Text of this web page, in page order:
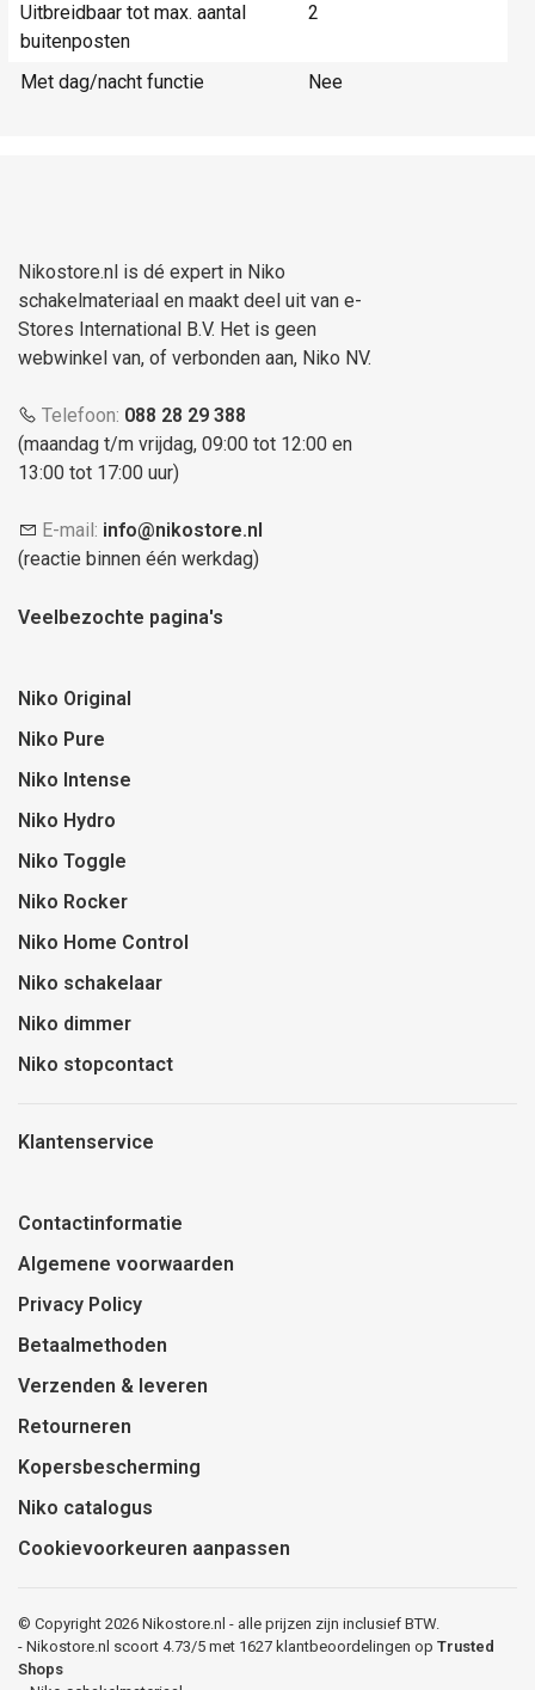
Uitbreidbaar tot max. aantal
buitenposten
2
Met dag/nacht functie Nee
Nikostore.nl is dé expert in Niko
schakelmateriaal en maakt deel uit van e-
Stores International B.V. Het is geen
webwinkel van, of verbonden aan, Niko NV.
Telefoon: 088 28 29 388
(maandag t/m vrijdag, 09:00 tot 12:00 en
13:00 tot 17:00 uur)
E-mail: info@nikostore.nl
(reactie binnen één werkdag)
Veelbezochte pagina's
Niko Original
Niko Pure
Niko Intense
Niko Hydro
Niko Toggle
Niko Rocker
Niko Home Control
Niko schakelaar
Niko dimmer
Niko stopcontact
Klantenservice
Contactinformatie
Algemene voorwaarden
Privacy Policy
Betaalmethoden
Verzenden & leveren
Retourneren
Kopersbescherming
Niko catalogus
Cookievoorkeuren aanpassen
© Copyright 2026 Nikostore.nl - alle prijzen zijn inclusief BTW.
- Nikostore.nl scoort 4.73/5 met 1627 klantbeoordelingen op Trusted
Shops